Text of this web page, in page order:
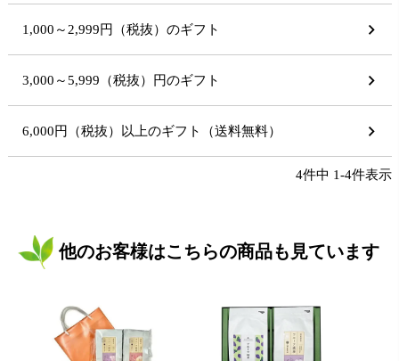
1,000～2,999円（税抜）のギフト
3,000～5,999（税抜）円のギフト
6,000円（税抜）以上のギフト（送料無料）
4件中 1-4件表示
他のお客様はこちらの商品も見ています